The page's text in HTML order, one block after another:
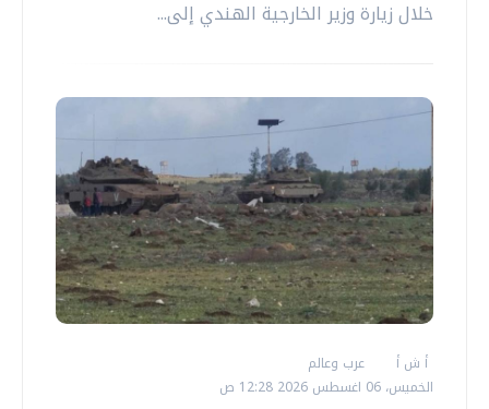
خلال زيارة وزير الخارجية الهندي إلى...
أ ش أ
عرب وعالم
الخميس، 06 اغسطس 2026 12:28 ص